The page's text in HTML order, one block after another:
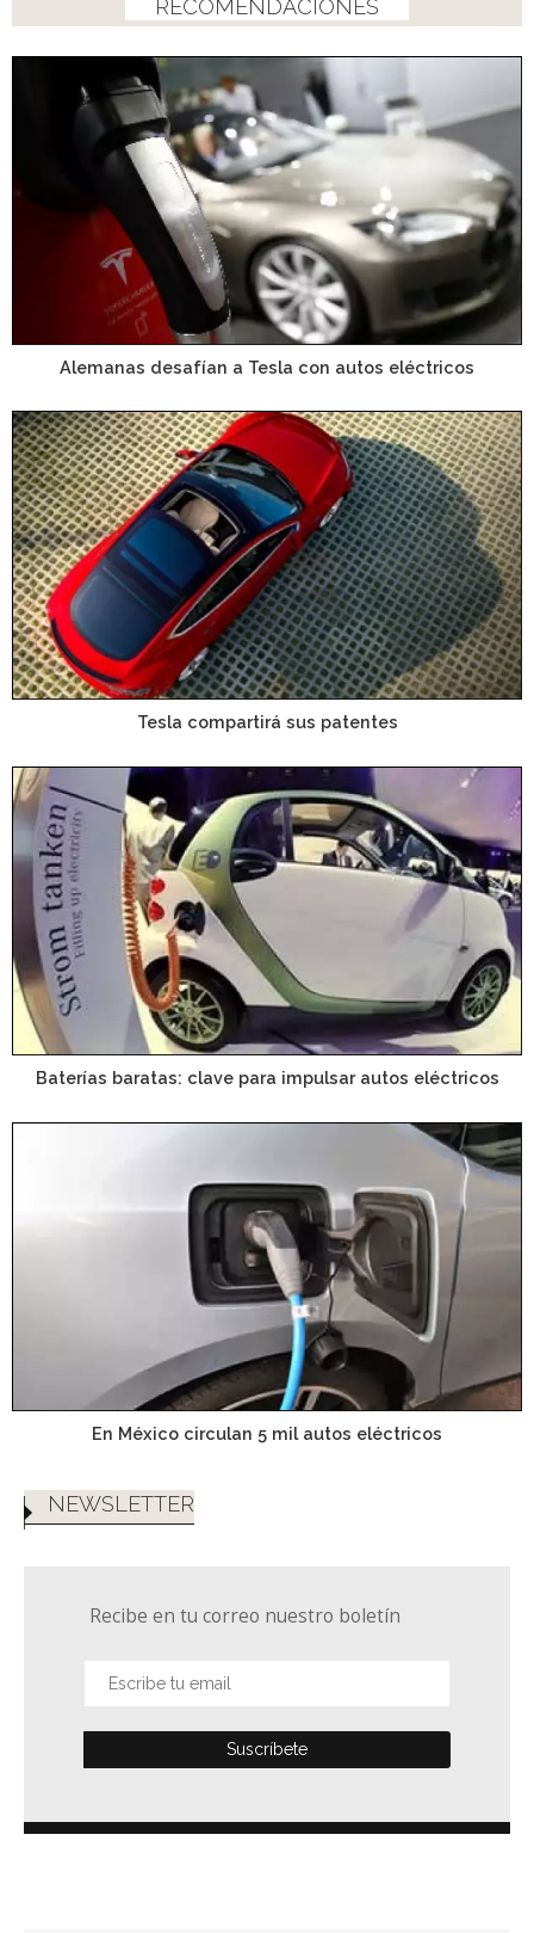
RECOMENDACIONES
Alemanas desafían a Tesla con autos eléctricos
Tesla compartirá sus patentes
Baterías baratas: clave para impulsar autos eléctricos
En México circulan 5 mil autos eléctricos
NEWSLETTER
Recibe en tu correo nuestro boletín